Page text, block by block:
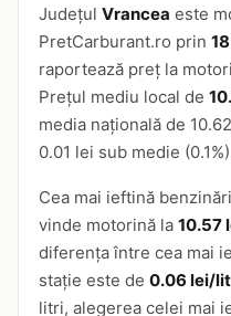
Județul Vrancea este
PretCarburant.ro prin
raportează preț la
Prețul mediu local de
media națională de
0.01 lei sub medie
Cea mai ieftină
vinde motorină la 10.57
diferența între cea mai
stație este de 0.06 lei/
litri, alegerea celei mai